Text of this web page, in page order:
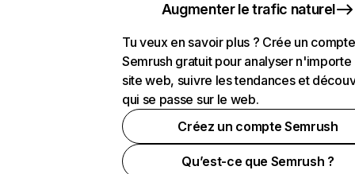
Augmenter le trafic naturel
Tu veux en savoir plus ? Crée un compte
Semrush gratuit pour analyser n'importe
site web, suivre les tendances et
qui se passe sur le web.
Créez un compte Semrush
Qu’est-ce que Semrush ?